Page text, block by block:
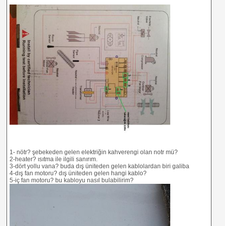
1- nötr? şebekeden gelen elektriğin kahverengi olan notr mü?
2-heater? ısıtma ile ilgili sanırım.
3-dört yollu vana? buda dış üniteden gelen kablolardan biri galiba
4-dış fan motoru? dış üniteden gelen hangi kablo?
5-iç fan motoru? bu kabloyu nasıl bulabilirim?